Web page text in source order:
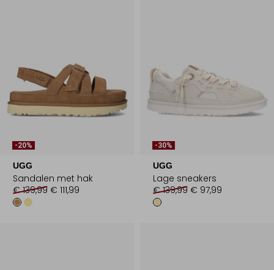
-20%
UGG
Sandalen met hak
€ 139,99 € 111,99
-30%
UGG
Lage sneakers
€ 139,99 € 97,99